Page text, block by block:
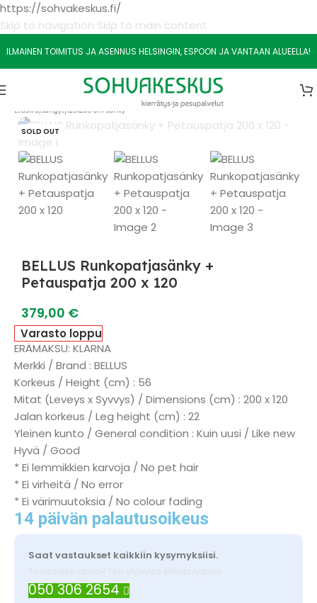
https://sohvakeskus.fi/
Skip to navigation Skip to main content
ILMAINEN TOIMITUS JA ASENNUS HELSINGIN, ESPOON JA VANTAAN ALUEELLA!
Etusivu/Sängyt/ 120x200 cm Sänky
SOLD OUT
BELLUS Runkopatjasänky +
Petauspatja 200 x 120
379,00 €
Varasto loppu
ERÄMAKSU: KLARNA
Merkki / Brand : BELLUS
Korkeus / Height (cm) : 56
Mitat (Leveys x Syvvys) / Dimensions (cm) : 200 x 120
Jalan korkeus / Leg height (cm) : 22
Yleinen kunto / General condition : Kuin uusi / Like new
Hyvä / Good
* Ei lemmikkien karvoja / No pet hair
* Ei virheitä / No error
* Ei värimuutoksia / No colour fading
14 päivän palautusoikeus
Saat vastaukset kaikkiin kysymyksiisi.
Tarvitsetko apua? Ota yhteyttä WhatsAppilla
050 306 2654